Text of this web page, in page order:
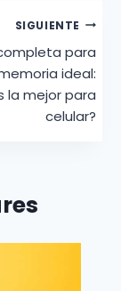
SIGUIENTE
para
ideal:
la mejor para
celular?